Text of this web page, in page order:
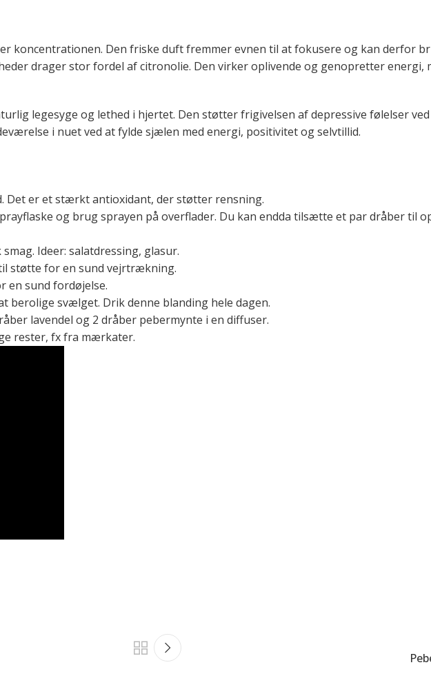
Den friske duft fremmer evnen til at fokusere og kan derfor
drager stor fordel af citronolie. Den virker oplivende og genopretter energi,
legesyge og lethed i hjertet. Den støtter frigivelsen af depressive følelser
i nuet ved at fylde sjælen med energi, positivitet og selvtillid.
Det er et stærkt antioxidant, der støtter rensning.
og brug sprayen på overflader. Du kan endda tilsætte et par dråber til
Ideer: salatdressing, glasur.
støtte for en sund vejrtrækning.
en sund fordøjelse.
berolige svælget. Drik denne blanding hele dagen.
lavendel og 2 dråber pebermynte i en diffuser.
rester, fx fra mærkater.